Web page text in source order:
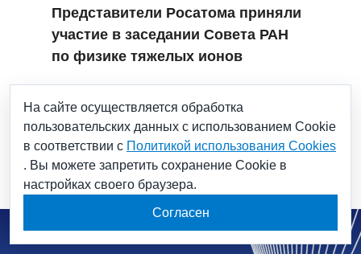
Представители Росатома приняли
участие в заседании Совета РАН
по физике тяжелых ионов
#ГНЦ НИИАР
#КП РТТН
#новые химические элементы
#НЦФМ
#СМ-3
На сайте осуществляется обработка
пользовательских данных с использованием Cookie
в соответствии с Политикой использования Cookies
. Вы можете запретить сохранение Cookie в
настройках своего браузера.
Согласен